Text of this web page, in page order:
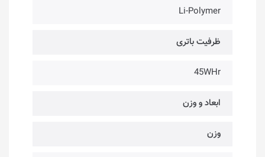
Li-Polymer
ظرفیت باتری
45WHr
ابعاد و وزن
وزن